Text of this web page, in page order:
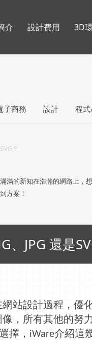
子商務 設計 程
？
滿的新知在浩瀚的網路上，
方案！
JPG 還是
網站設計過程，優
，所有其他的努
擇， iWare介紹這